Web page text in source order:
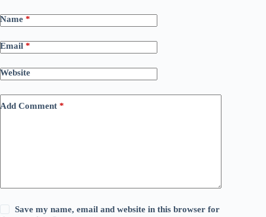
Name *
Email *
Website
Add Comment *
Save my name, email and website in this browser for